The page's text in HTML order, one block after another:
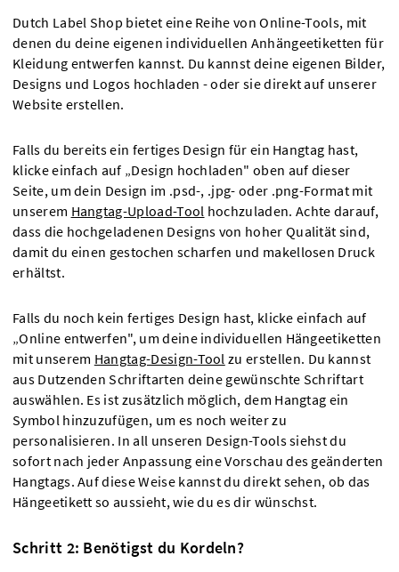
Dutch Label Shop bietet eine Reihe von Online-Tools, mit
denen du deine eigenen individuellen Anhängeetiketten für
Kleidung entwerfen kannst. Du kannst deine eigenen Bilder,
Designs und Logos hochladen - oder sie direkt auf unserer
Website erstellen.
Falls du bereits ein fertiges Design für ein Hangtag hast,
klicke einfach auf „Design hochladen" oben auf dieser
Seite, um dein Design im .psd-, .jpg- oder .png-Format mit
unserem Hangtag-Upload-Tool hochzuladen. Achte darauf,
dass die hochgeladenen Designs von hoher Qualität sind,
damit du einen gestochen scharfen und makellosen Druck
erhältst.
Falls du noch kein fertiges Design hast, klicke einfach auf
„Online entwerfen", um deine individuellen Hängeetiketten
mit unserem Hangtag-Design-Tool zu erstellen. Du kannst
aus Dutzenden Schriftarten deine gewünschte Schriftart
auswählen. Es ist zusätzlich möglich, dem Hangtag ein
Symbol hinzuzufügen, um es noch weiter zu
personalisieren. In all unseren Design-Tools siehst du
sofort nach jeder Anpassung eine Vorschau des geänderten
Hangtags. Auf diese Weise kannst du direkt sehen, ob das
Hängeetikett so aussieht, wie du es dir wünschst.
Schritt 2: Benötigst du Kordeln?